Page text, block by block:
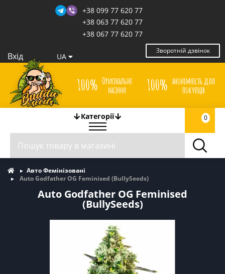
+38 099 77 620 77
+38 063 77 620 77
+38 067 77 620 77
Зворотній дзвінок
Вхід UA
100% Оригінальне
насіння
100% анонімність для
покупців
Категорії 0
Авто Фемінізовані
Auto Godfather OG Feminised (BullySeeds)
Auto Godfather OG Feminised
(BullySeeds)